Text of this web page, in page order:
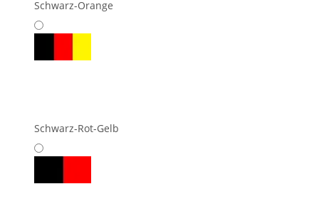
Schwarz-Orange
Schwarz-Rot-Gelb